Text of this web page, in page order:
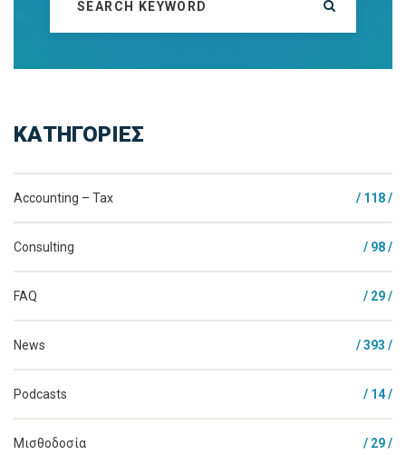
ΚΑΤΗΓΟΡΙΕΣ
Accounting – Tax / 118 /
Consulting / 98 /
FAQ / 29 /
News / 393 /
Podcasts / 14 /
Μισθοδοσία / 29 /